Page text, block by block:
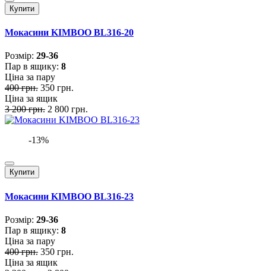
Купити
Мокасини KIMBOO BL316-20
Розмiр: 29-36
Пар в ящику: 8
Ціна за пару
400 грн. 350 грн.
Ціна за ящик
3 200 грн. 2 800 грн.
-13%
Купити
Мокасини KIMBOO BL316-23
Розмiр: 29-36
Пар в ящику: 8
Ціна за пару
400 грн. 350 грн.
Ціна за ящик